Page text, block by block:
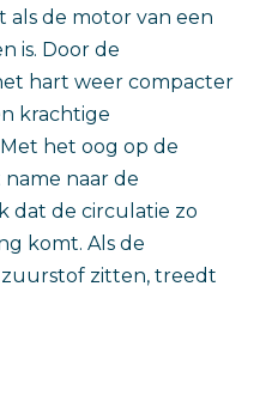
als de motor van een
is. Door de
hart weer compacter
krachtige
het oog op de
naar de
dat de circulatie zo
komt. Als de
zitten, treedt